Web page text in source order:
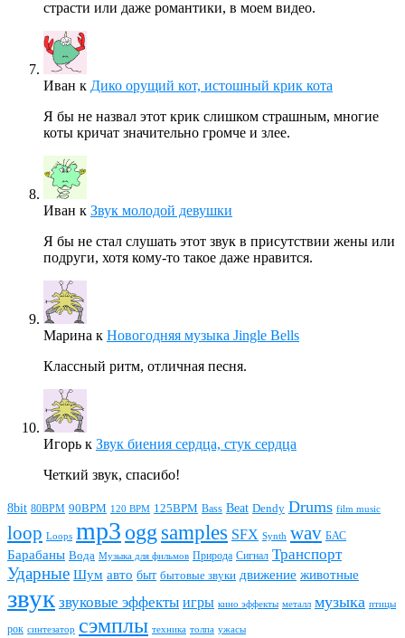
страсти или даже романтики, в моем видео.
Иван к Дико орущий кот, истошный крик кота
Я бы не назвал этот крик слишком страшным, многие
коты кричат значительно громче и злее.
Иван к Звук молодой девушки
Я бы не стал слушать этот звук в присутствии жены или
подруги, хотя кому-то такое даже нравится.
Марина к Новогодняя музыка Jingle Bells
Классный ритм, отличная песня.
Игорь к Звук биения сердца, стук сердца
Четкий звук, спасибо!
8bit 80BPM 90BPM 120 BPM 125BPM Bass Beat Dendy Drums film music
loop Loops mp3 ogg samples SFX Synth wav БАС
Барабаны Вода Музыка для фильмов Природа Сигнал Транспорт
Ударные Шум авто быт бытовые звуки движение животные
звук звуковые эффекты игры кино эффекты металл музыка птицы
рок синтезатор сэмплы техника толпа ужасы